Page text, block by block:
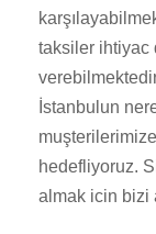
taksiler ihtiyac
İstanbulun
hedefliyoruz.
almak icin bizi